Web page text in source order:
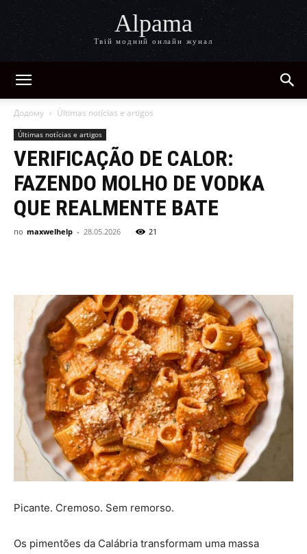
Alpama
Твій модний онлайн жунал
Додому Últimas notícias e artigos
Últimas notícias e artigos
VERIFICAÇÃO DE CALOR:
FAZENDO MOLHO DE VODKA
QUE REALMENTE BATE
по maxwelhelp - 28.05.2026 21
Picante. Cremoso. Sem remorso.
Os pimentões da Calábria transformam uma massa